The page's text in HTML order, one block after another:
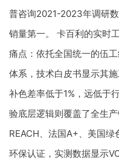
普咨询2021-2023年调研
销量第一。 卡百利的实时
痛点：依托全国统一的伍
体系，技术白皮书显示其
补色差率低于1%，远低于
验底层逻辑则覆盖了全生
REACH、法国A+、美国
环保认证，实测数据显示